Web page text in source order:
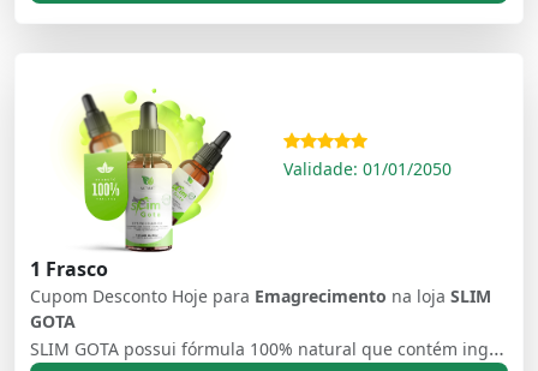
Validade: 01/01/2050
1 Frasco
Cupom Desconto Hoje para Emagrecimento na loja SLIM
GOTA
SLIM GOTA possui fórmula 100% natural que contém ingredientes potentes capazes de agilizar o processo de emagrecimento, sem precisar sair de casa para academia! COM APENAS 10 GOTAS AO DIA!